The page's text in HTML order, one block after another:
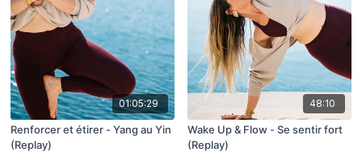
01:05:29
Renforcer et étirer - Yang au Yin
(Replay)
48:10
Wake Up & Flow - Se sentir fort
(Replay)